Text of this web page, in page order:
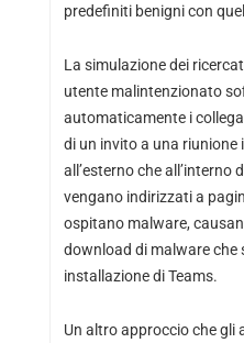
predefiniti benigni con
La simulazione dei
utente malintenzionato
automaticamente i
di un invito a una riunione
all’esterno che all’interno
vengano indirizzati a
ospitano malware,
download di malware che
installazione di Teams.
Un altro approccio che gli